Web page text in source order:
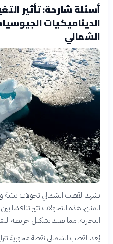
أسئلة شارحة: تأثير
الديناميكيات
الشمالي
يشهد القطب الشمالي تحولات بيئية
المناخ. هذه التحولات تثير تنافسًا
التجارية، مما يعيد تشكيل خريطة
يُعد القطب الشمالي نقطة محورية